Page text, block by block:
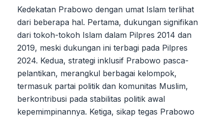
Kedekatan Prabowo dengan umat Islam terlihat
dari beberapa hal. Pertama, dukungan signifikan
dari tokoh-tokoh Islam dalam Pilpres 2014 dan
2019, meski dukungan ini terbagi pada Pilpres
2024. Kedua, strategi inklusif Prabowo pasca-
pelantikan, merangkul berbagai kelompok,
termasuk partai politik dan komunitas Muslim,
berkontribusi pada stabilitas politik awal
kepemimpinannya. Ketiga, sikap tegas Prabowo